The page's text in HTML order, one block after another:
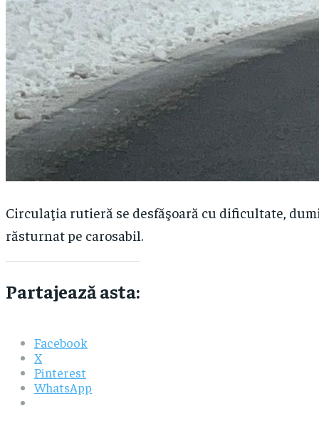
Circulaţia rutieră se desfăşoară cu dificultate,
răsturnat pe carosabil.
Partajează asta:
Facebook
X
Pinterest
WhatsApp